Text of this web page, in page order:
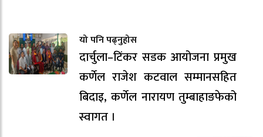
यो पनि पढ्नुहोस
दार्चुला–टिंकर सडक आयोजना प्रमुख
कर्णेल राजेश कटवाल सम्मानसहित
बिदाइ, कर्णेल नारायण तुम्बाहाङफेको
स्वागत ।